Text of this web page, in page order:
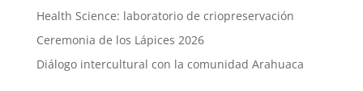
Health Science: laboratorio de criopreservación
Ceremonia de los Lápices 2026
Diálogo intercultural con la comunidad Arahuaca